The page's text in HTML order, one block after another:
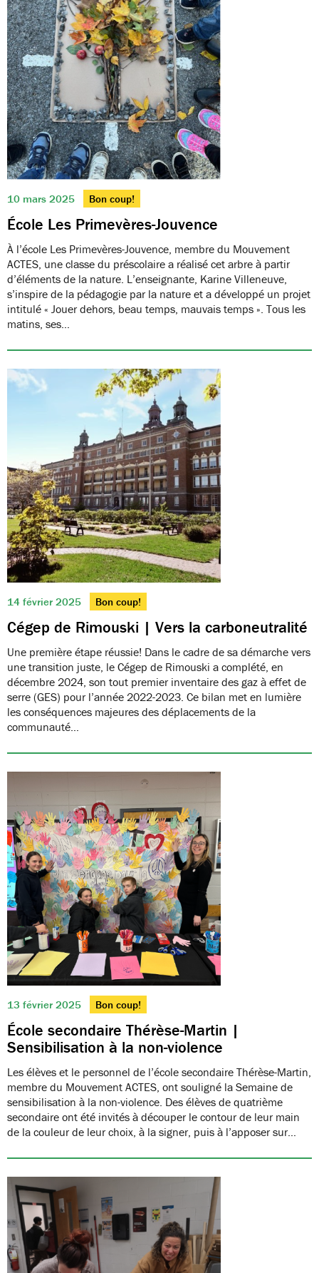
10 mars 2025 Bon coup!
École Les Primevères-Jouvence
À l’école Les Primevères-Jouvence, membre du Mouvement
ACTES, une classe du préscolaire a réalisé cet arbre à partir
d’éléments de la nature. L’enseignante, Karine Villeneuve,
s’inspire de la pédagogie par la nature et a développé un projet
intitulé « Jouer dehors, beau temps, mauvais temps ». Tous les
matins, ses…
14 février 2025 Bon coup!
Cégep de Rimouski | Vers la carboneutralité
Une première étape réussie! Dans le cadre de sa démarche vers
une transition juste, le Cégep de Rimouski a complété, en
décembre 2024, son tout premier inventaire des gaz à effet de
serre (GES) pour l’année 2022-2023. Ce bilan met en lumière
les conséquences majeures des déplacements de la
communauté…
13 février 2025 Bon coup!
École secondaire Thérèse-Martin |
Sensibilisation à la non-violence
Les élèves et le personnel de l’école secondaire Thérèse-Martin,
membre du Mouvement ACTES, ont souligné la Semaine de
sensibilisation à la non-violence. Des élèves de quatrième
secondaire ont été invités à découper le contour de leur main
de la couleur de leur choix, à la signer, puis à l’apposer sur…